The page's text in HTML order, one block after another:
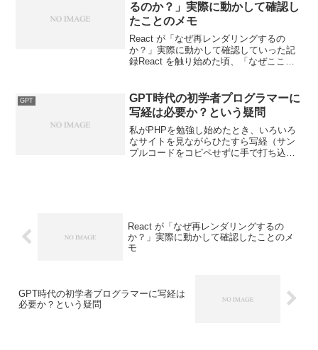
るのか？」実際に動かして確認し
たことのメモ
React が「なぜ再レンダリングするの
か？」実際に動かして確認していった記
録React を触り始めた頃、「なぜここで
ュメントには「state が更新されると再レ
ンダリ...
GPT
GPT時代の初学者プログラマーに
写経は必要か？という疑問
私がPHPを勉強し始めたとき、いろいろ
なサイトを見ながらひたすら写経（サン
プルコードをコピペせずに手で打ち込む
React が「なぜ再レンダリングするの
か？」実際に動かして確認したことのメ
モ
GPT時代の初学者プログラマーに写経は
必要か？という疑問